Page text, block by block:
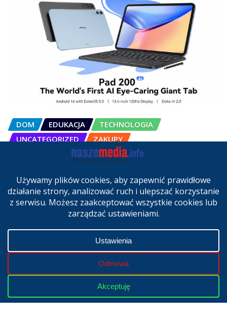
DOM EDUKACJA
TECHNOLOGIA
UNCATEGORIZED
ZAKUPY
OSCAL Pad 200 alternatywą dla
sprzedaży w Polsce
cze 27, 2026